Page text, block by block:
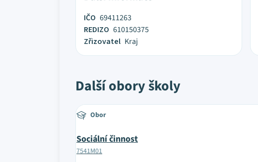
IČO 69411263
REDIZO 610150375
Zřizovatel Kraj
Další obory školy
Obor
Sociální činnost
7541M01